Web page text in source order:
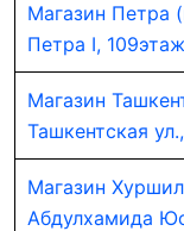
Магазин Петра
Петра I,
Магазин
Ташкентская
Магазин
Абдулхамида